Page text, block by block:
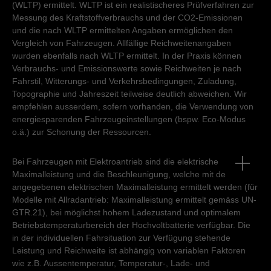
Samstag
00:00-
24:00
Sonntag
geschlossen
Montag - Freitag 07:30-12:00 13:30- 17:30
Samstag
00:00 - 24:00
Sonntag
geschlossen
(WLTP) ermittelt. WLTP ist ein realistischeres Prüfverfahren zur
Messung des Kraftstoffverbrauchs und der CO2-Emissionen
und die nach WLTP ermittelten Angaben ermöglichen den
Vergleich von Fahrzeugen. Allfällige Reichweitenangaben
wurden ebenfalls nach WLTP ermittelt. In der Praxis können
Verbrauchs- und Emissionswerte sowie Reichweiten je nach
Fahrstil, Witterungs- und Verkehrsbedingungen, Zuladung,
Topographie und Jahreszeit teilweise deutlich abweichen. Wir
empfehlen ausserdem, sofern vorhanden, die Verwendung von
energiesparenden Fahrzeugeinstellungen (bspw. Eco-Modus
o.ä.) zur Schonung der Ressourcen.
Bei Fahrzeugen mit Elektroantrieb sind die elektrische
Maximalleistung und die Beschleunigung, welche mit der
angegebenen elektrischen Maximalleistung ermittelt werden (für
Modelle mit Allradantrieb: Maximalleistung ermittelt gemäss UN-
GTR.21), bei möglichst hohem Ladezustand und optimalem
Betriebstemperaturbereich der Hochvoltbatterie verfügbar. Die
in der individuellen Fahrsituation zur Verfügung stehende
Leistung und Reichweite ist abhängig von variablen Faktoren
wie z.B. Aussentemperatur, Temperatur-, Lade- und